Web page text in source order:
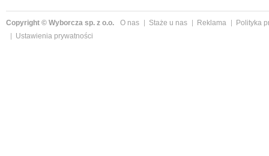
Copyright © Wyborcza sp. z o.o. O nas Staże u nas Reklama
Polityka
Ustawienia prywatności